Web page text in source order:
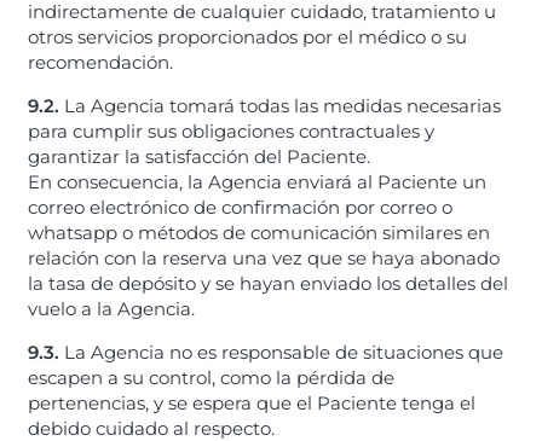
indirectamente de cualquier cuidado, tratamiento u
otros servicios proporcionados por el médico o su
recomendación.
9.2. La Agencia tomará todas las medidas necesarias
para cumplir sus obligaciones contractuales y
garantizar la satisfacción del Paciente.
En consecuencia, la Agencia enviará al Paciente un
correo electrónico de confirmación por correo o
whatsapp o métodos de comunicación similares en
relación con la reserva una vez que se haya abonado
la tasa de depósito y se hayan enviado los detalles del
vuelo a la Agencia.
9.3. La Agencia no es responsable de situaciones que
escapen a su control, como la pérdida de
pertenencias, y se espera que el Paciente tenga el
debido cuidado al respecto.